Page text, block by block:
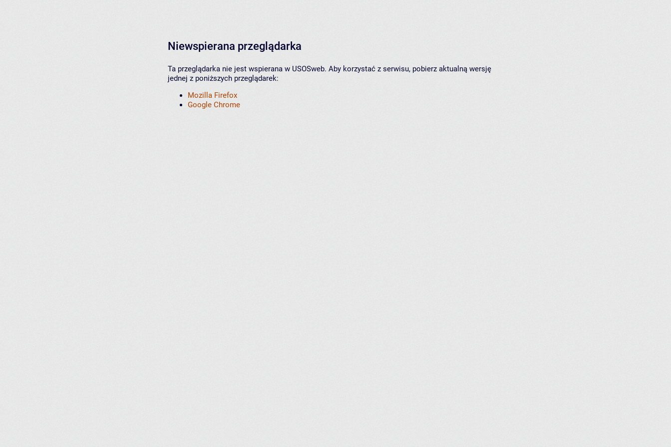
Niewspierana przeglądarka
Ta przeglądarka nie jest wspierana w USOSweb. Aby korzystać z serwisu, pobierz aktualną wersję
jednej z poniższych przeglądarek:
Mozilla Firefox
Google Chrome